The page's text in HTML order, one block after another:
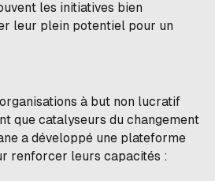
les initiatives bien
leur plein potentiel pour un
à but non lucratif
que catalyseurs du changement
a développé une plateforme
renforcer leurs capacités :